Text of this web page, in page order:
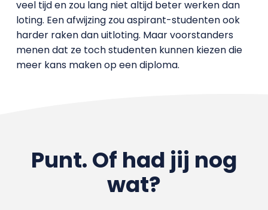
veel tijd en zou lang niet altijd beter werken dan
loting. Een afwijzing zou aspirant-studenten ook
harder raken dan uitloting. Maar voorstanders
menen dat ze toch studenten kunnen kiezen die
meer kans maken op een diploma.
Punt. Of had jij nog
wat?